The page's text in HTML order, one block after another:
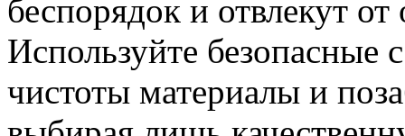
беспорядок и отвлекут
Используйте безопасные
чистоты материалы и